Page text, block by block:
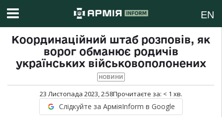
EN
Координаційний штаб розповів, як
ворог обманює родичів
українських військовополонених
НОВИНИ
23 Листопада 2023, 2:58Прочитаєте за: < 1 хв.
Слідкуйте за АрміяInform в Google